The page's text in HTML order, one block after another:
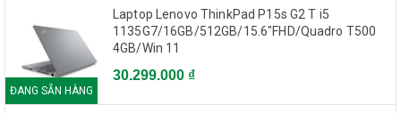
ĐANG SẴN HÀNG
Laptop Lenovo ThinkPad P15s G2 T i5
1135G7/16GB/512GB/15.6"FHD/Quadro T500
4GB/Win 11
30.299.000 ₫